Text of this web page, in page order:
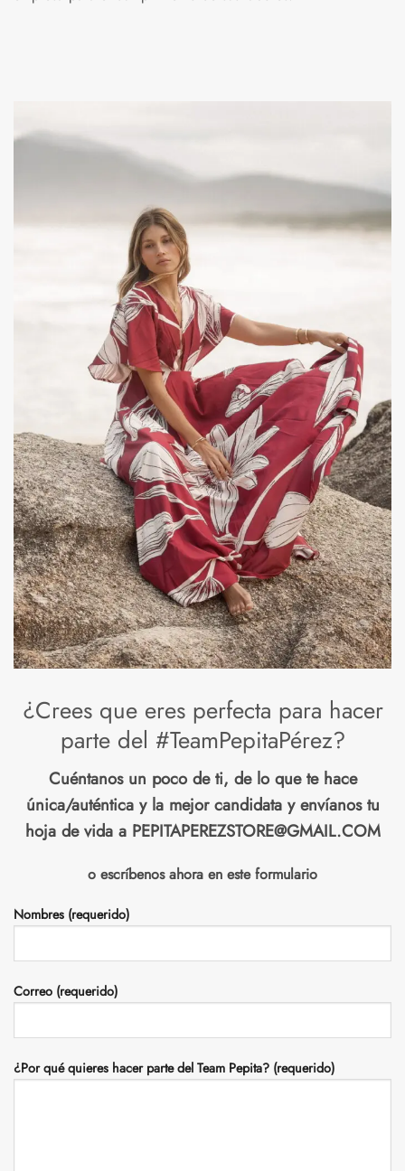
¿Crees que eres perfecta para hacer
parte del #TeamPepitaPérez?
Cuéntanos un poco de ti, de lo que te hace
única/auténtica y la mejor candidata y envíanos tu
hoja de vida a PEPITAPEREZSTORE@GMAIL.COM
o escríbenos ahora en este formulario
Nombres (requerido)
Correo (requerido)
¿Por qué quieres hacer parte del Team Pepita? (requerido)